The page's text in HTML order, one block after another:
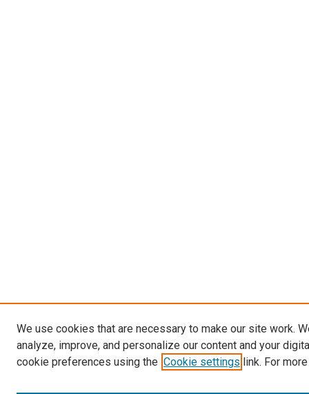
We use cookies that are necessary to make our site work.
analyze, improve, and personalize our content and your
cookie preferences using the Cookie settings link. For